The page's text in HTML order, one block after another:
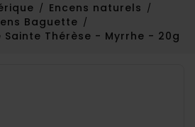
Encens naturels
Baguette
Sainte Thérèse - Myrrhe - 20g